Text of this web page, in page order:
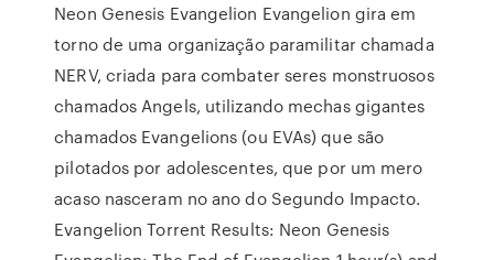
Neon Genesis Evangelion Evangelion gira em
torno de uma organização paramilitar chamada
NERV, criada para combater seres monstruosos
chamados Angels, utilizando mechas gigantes
chamados Evangelions (ou EVAs) que são
pilotados por adolescentes, que por um mero
acaso nasceram no ano do Segundo Impacto.
Evangelion Torrent Results: Neon Genesis